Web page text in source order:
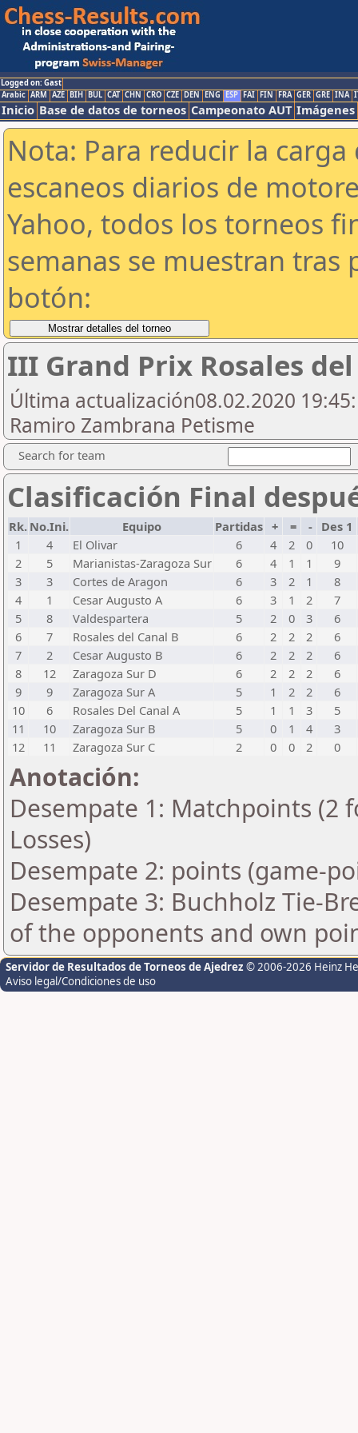
Logged on: Gast
Arabic ARM AZE BIH BUL CAT CHN CRO CZE DEN ENG ESP FAI FIN FRA GER GRE INA
Inicio Base de datos de torneos Campeonato AUT Imágenes
Nota: Para reducir la
escaneos diarios de
Yahoo, todos los torneos
semanas se muestran tras
botón:
III Grand Prix Rosales
Última actualización08.02.2020
Ramiro Zambrana Petisme
Search for team
Clasificación Final
Rk. No.Ini. Equipo Partidas + = - Des 1
1
4 El Olivar 6 4 2 0
10
2
5 Marianistas-Zaragoza Sur 6 4 1 1
9
3
3 Cortes de Aragon 6 3 2 1
8
4
1 Cesar Augusto A 6 3 1 2
7
5
8 Valdespartera 5 2 0 3
6
6
7 Rosales del Canal B 6 2 2 2
6
7
2 Cesar Augusto B 6 2 2 2
6
8
12 Zaragoza Sur D 6 2 2 2
6
9
9 Zaragoza Sur A 5 1 2 2
6
10
6 Rosales Del Canal A 5 1 1 3
5
11
10 Zaragoza Sur B 5 0 1 4
3
12
11 Zaragoza Sur C 2 0 0 2 0
Anotación:
Desempate 1: Matchpoints (2
Losses)
Desempate 2: points (game-
Desempate 3: Buchholz Tie-
of the opponents and own
Servidor de Resultados de Torneos de Ajedrez © 2006-2026 Heinz
Aviso legal/Condiciones de uso